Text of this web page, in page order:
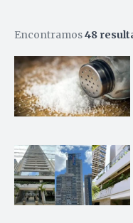
Encontramos48